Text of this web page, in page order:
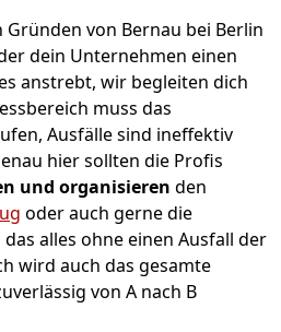
von Bernau bei Berlin
dein Unternehmen einen
anstrebt, wir begleiten dich
muss das
Ausfälle sind ineffektiv
hier sollten die Profis
und organisieren den
oder auch gerne die
das alles ohne einen Ausfall der
wird auch das gesamte
von A nach B